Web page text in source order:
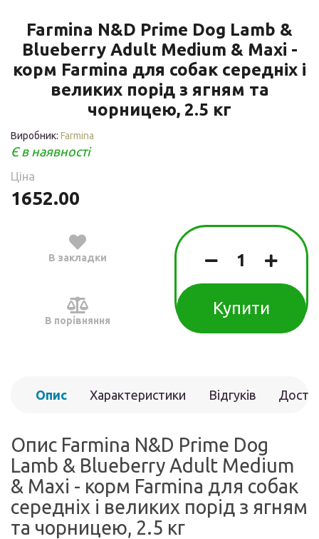
Farmina N&D Prime Dog Lamb &
Blueberry Adult Medium & Maxi -
корм Farmina для собак середніх і
великих порід з ягням та
чорницею, 2.5 кг
Виробник: Farmina
Є в наявності
Ціна
1652.00
В закладки
В порівняння
Купити
Опис Характеристики Відгуків
Опис Farmina N&D Prime Dog
Lamb & Blueberry Adult Medium
& Maxi - корм Farmina для собак
середніх і великих порід з ягням
та чорницею, 2.5 кг